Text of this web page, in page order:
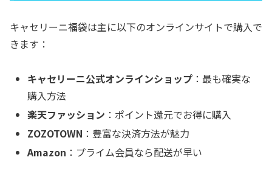
キャセリーニ福袋は主に以下のオンラインサイトで購入で
きます：
キャセリーニ公式オンラインショップ ：最も確実な
購入方法
楽天ファッション ：ポイント還元でお得に購入
ZOZOTOWN ：豊富な決済方法が魅力
Amazon ：プライム会員なら配送が早い